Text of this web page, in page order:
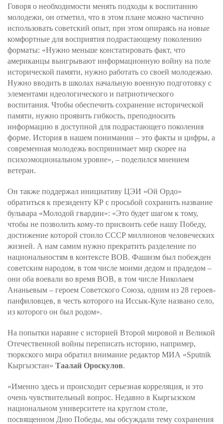
Говоря о необходимости менять подходы к воспитанию
молодежи, он отметил, что в этом плане можно частично
использовать советский опыт, при этом опираясь на новые
комфортные для восприятия подрастающему поколению
форматы: «Нужно меньше констатировать факт, что
американцы выигрывают информационную войну на поле
исторической памяти, нужно работать со своей молодежью.
Нужно вводить в школах начальную военную подготовку с
элементами идеологического и патриотического
воспитания. Чтобы обеспечить сохранение исторической
памяти, нужно проявить гибкость, преподносить
информацию в доступной для подрастающего поколения
форме. История в нашем понимании – это факты и цифры, а
современная молодежь воспринимает мир скорее на
психоэмоциональном уровне», – поделился мнением
ветеран.
Он также поддержал инициативу ЦЭИ «Ой Ордо»
обратиться к президенту КР с просьбой сохранить название
бульвара «Молодой гвардии»: «Это будет шагом к тому,
чтобы не позволить кому-то присвоить себе нашу Победу,
достижение которой стоило СССР миллионов человеческих
жизней. А нам самим нужно прекратить разделение по
национальностям в контексте ВОВ. Фашизм был побежден
советским народом, в том числе моими дедом и прадедом –
они оба воевали во время ВОВ, в том числе Николаем
Ананьевым – героем Советского Союза, одним из 28 героев-
панфиловцев, в честь которого на Иссык-Куле названо село,
из которого он был родом».
На попытки наравне с историей Второй мировой и Великой
Отечественной войны переписать историю, например,
тюркского мира обратил внимание редактор МИА «Sputnik
Кыргызстан» Таалай Ороскулов.
«Именно здесь и происходит серьезная корреляция, и это
очень чувствительный вопрос. Недавно в Кыргызском
национальном университете на круглом столе,
посвященном Дню Победы, мы обсуждали тему сохранения